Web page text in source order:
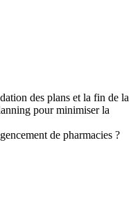
des plans et la fin de la
pour minimiser la
de pharmacies ?